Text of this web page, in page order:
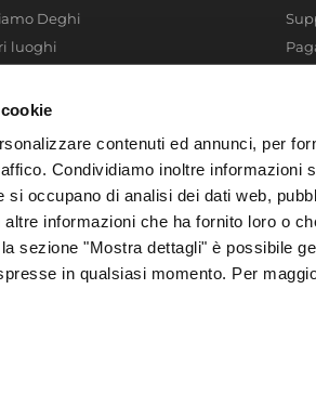
contenuti ed annunci, per
Condividiamo inoltre informazioni
si occupano di analisi dei dati web,
informazioni che ha fornito loro o
sezione "Mostra dettagli" è possibile
in qualsiasi momento. Per
Deghi
luoghi
produzione
Solidale
Academy